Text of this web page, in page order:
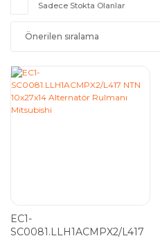
Sadece Stokta Olanlar
EC1-
SC0081.LLH1ACMPX2/L417